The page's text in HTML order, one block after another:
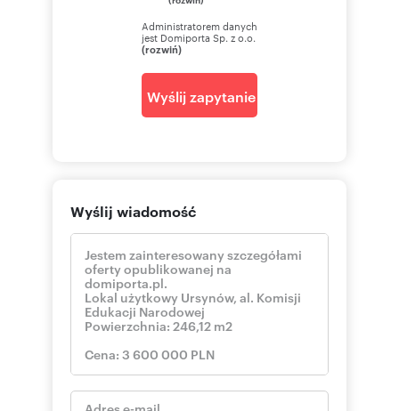
skontaktuj się
AKCES Nieruchomości Ursynów
Aleja Komisji Edukacji Narodowej 96
02-777 Warszawa
pokaż telefon
Numer oferty: LS-161972
Administratorem danych
jest Domiporta Sp. z o.o.
(rozwiń)
Wyślij zapytanie
Wyślij wiadomość